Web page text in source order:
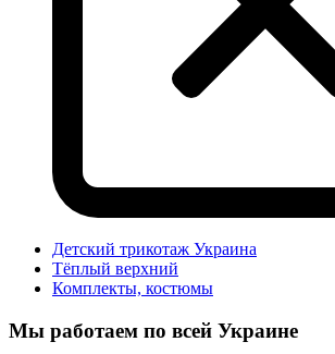
Детский трикотаж Украина
Тёплый верхний
Комплекты, костюмы
Мы работаем по всей Украине